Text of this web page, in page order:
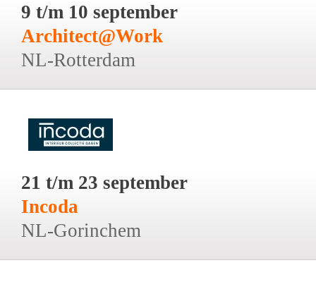
9 t/m 10 september
Architect@Work
NL-Rotterdam
21 t/m 23 september
Incoda
NL-Gorinchem